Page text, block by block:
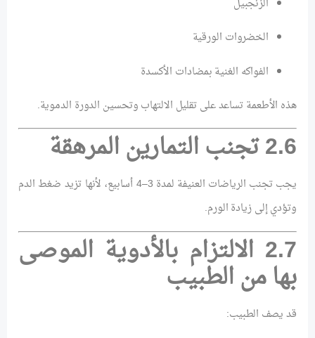
الخضروات الورقية
الفواكه الغنية بمضادات الأكسدة
هذه الأطعمة تساعد على تقليل الالتهاب وتحسين الدورة الدموية.
2.6 تجنب التمارين المرهقة
يجب تجنب الرياضات العنيفة لمدة 3–4 أسابيع، لأنها تزيد ضغط الدم
وتؤدي إلى زيادة الورم.
2.7 الالتزام بالأدوية الموصى
بها من الطبيب
قد يصف الطبيب: